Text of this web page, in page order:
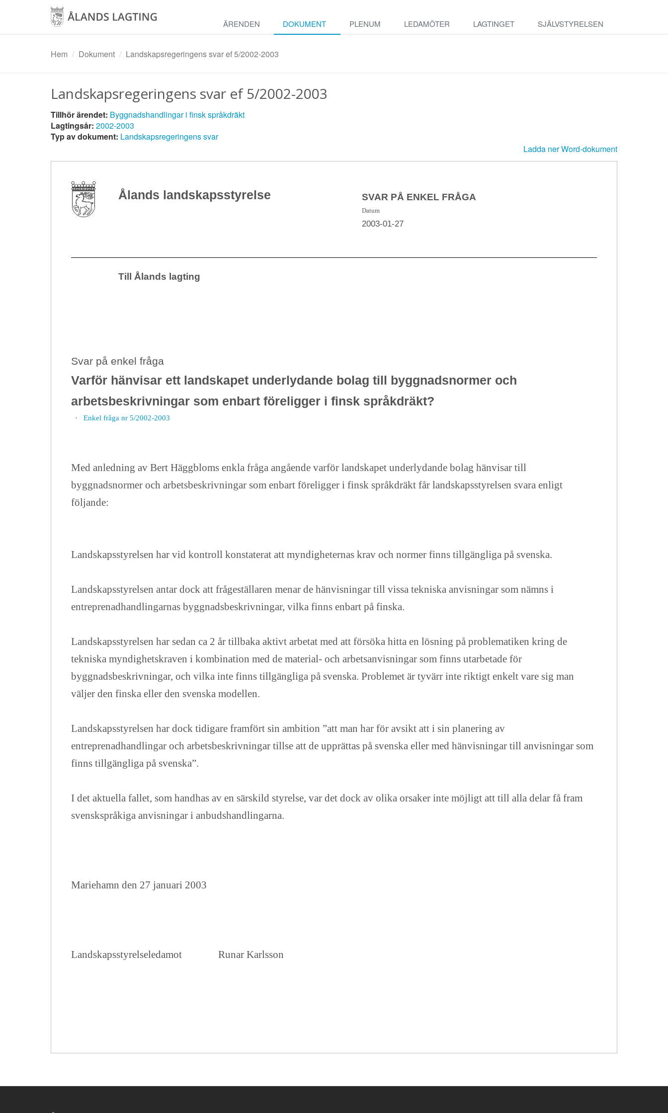
ÄRENDEN DOKUMENT PLENUM LEDAMÖTER LAGTINGET SJÄLVSTYRELSEN
Hem Dokument Landskapsregeringens svar ef 5/2002-2003
Landskapsregeringens svar ef 5/2002-2003
Tillhör ärendet: Byggnadshandlingar i finsk språkdräkt
Lagtingsår: 2002-2003
Typ av dokument: Landskapsregeringens svar
Ladda ner Word-dokument
Ålands landskapsstyrelse SVAR PÅ ENKEL FRÅGA
Datum
2003-01-27
Till Ålands lagting
Svar på enkel fråga
Varför hänvisar ett landskapet underlydande bolag till byggnadsnormer och
arbetsbeskrivningar som enbart föreligger i finsk språkdräkt?
· Enkel fråga nr 5/2002-2003
Med anledning av Bert Häggbloms enkla fråga angående varför landskapet underlydande bolag hänvisar till
byggnadsnormer och arbetsbeskrivningar som enbart föreligger i finsk språkdräkt får landskapsstyrelsen svara enligt
följande:
Landskapsstyrelsen har vid kontroll konstaterat att myndigheternas krav och normer finns tillgängliga på svenska.
Landskapsstyrelsen antar dock att frågeställaren menar de hänvisningar till vissa tekniska anvisningar som nämns i
entreprenadhandlingarnas byggnadsbeskrivningar, vilka finns enbart på finska.
Landskapsstyrelsen har sedan ca 2 år tillbaka aktivt arbetat med att försöka hitta en lösning på problematiken kring de
tekniska myndighetskraven i kombination med de material- och arbetsanvisningar som finns utarbetade för
byggnadsbeskrivningar, och vilka inte finns tillgängliga på svenska. Problemet är tyvärr inte riktigt enkelt vare sig man
väljer den finska eller den svenska modellen.
Landskapsstyrelsen har dock tidigare framfört sin ambition ”att man har för avsikt att i sin planering av
entreprenadhandlingar och arbetsbeskrivningar tillse att de upprättas på svenska eller med hänvisningar till anvisningar som
finns tillgängliga på svenska”.
I det aktuella fallet, som handhas av en särskild styrelse, var det dock av olika orsaker inte möjligt att till alla delar få fram
svenskspråkiga anvisningar i anbudshandlingarna.
Mariehamn den 27 januari 2003
Landskapsstyrelseledamot Runar Karlsson